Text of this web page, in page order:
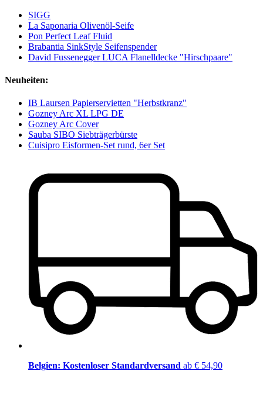
SIGG
La Saponaria Olivenöl-Seife
Pon Perfect Leaf Fluid
Brabantia SinkStyle Seifenspender
David Fussenegger LUCA Flanelldecke "Hirschpaare"
Neuheiten:
IB Laursen Papierservietten "Herbstkranz"
Gozney Arc XL LPG DE
Gozney Arc Cover
Sauba SIBO Siebträgerbürste
Cuisipro Eisformen-Set rund, 6er Set
Belgien: Kostenloser Standardversand ab € 54,90